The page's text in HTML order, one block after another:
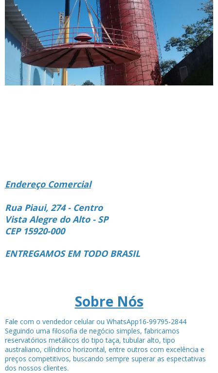
Endereço Comercial
Rua Piaui, 274 - Centro
Vista Alegre do Alto - SP
CEP 15920-000
ENTREGAMOS EM TODO BRASIL
Sobre Nós
Fale com o vendedor celular ou WhatsApp16-99795-2844
Seguindo uma filosofia de negócio simples, fabricamos
reservatórios metálicos do tipo taça, tubular alto, tipo
australiano, cilíndrico horizontal, entre outros com excelência e
preços competitivos, buscando sempre superar as espectativas
dos nossos clientes.